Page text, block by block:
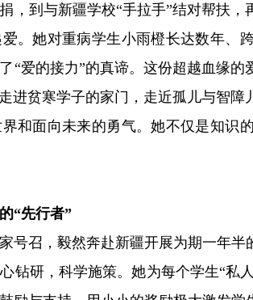
，到与新疆学校“手拉手”结对帮扶
。她对重病学生小雨橙长达数年、
“爱的接力”的真谛。这份超越血缘
进贫寒学子的家门，走近孤儿与智
和面向未来的勇气。她不仅是知识
“先行者”
号召，毅然奔赴新疆开展为期一年
钻研，科学施策。她为每个学生“私